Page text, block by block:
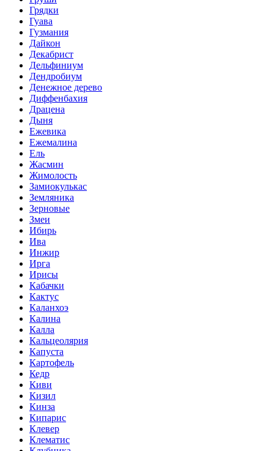
Грядки
Гуава
Гузмания
Дайкон
Декабрист
Дельфиниум
Дендробиум
Денежное дерево
Диффенбахия
Драцена
Дыня
Ежевика
Ежемалина
Ель
Жасмин
Жимолость
Замиокулькас
Земляника
Зерновые
Змеи
Ибирь
Ива
Инжир
Ирга
Ирисы
Кабачки
Кактус
Каланхоэ
Калина
Калла
Кальцеолярия
Капуста
Картофель
Кедр
Киви
Кизил
Кинза
Кипарис
Клевер
Клематис